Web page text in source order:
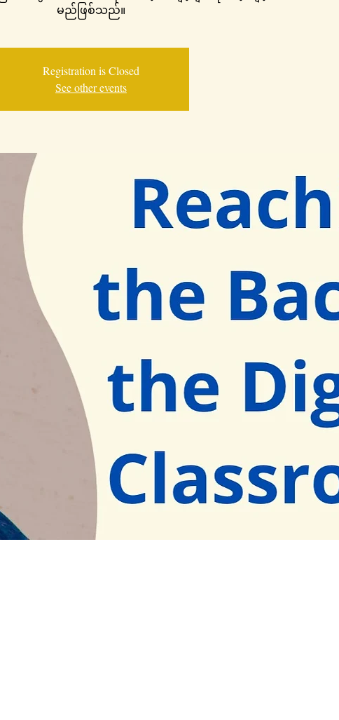
မည်ဖြစ်သည်။
Registration is Closed
See other events